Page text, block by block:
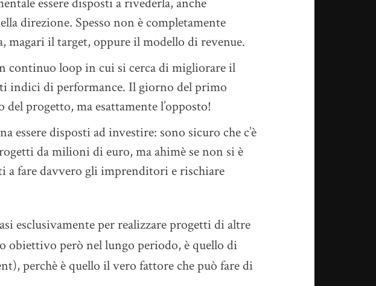
direzione. Spesso non è completamente
magari il target, oppure il modello di revenue.
continuo loop in cui si cerca di migliorare il
indici di performance. Il giorno del primo
progetto, ma esattamente l’opposto!
essere disposti ad investire: sono sicuro che c’è
da milioni di euro, ma ahimè se non si è
a fare davvero gli imprenditori e rischiare
esclusivamente per realizzare progetti di altre
obiettivo però nel lungo periodo, è quello di
perchè è quello il vero fattore che può fare di